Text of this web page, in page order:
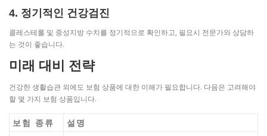
4. 정기적인 건강검진
콜레스테롤 및 중성지방 수치를 정기적으로 확인하고, 필요시 전문가와 상담하
는 것이 좋습니다.
미래 대비 전략
건강한 생활습관 외에도 보험 상품에 대한 이해가 필요합니다. 다음은 고려해야
할 몇 가지 보험 상품입니다.
보험 종류 설명